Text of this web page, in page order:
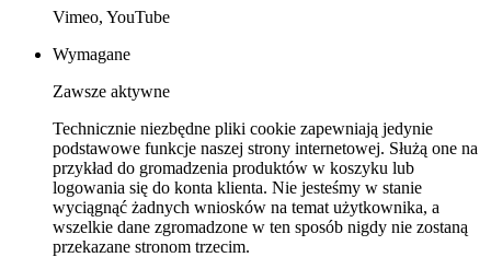
Vimeo, YouTube
Wymagane
Zawsze aktywne
Technicznie niezbędne pliki cookie zapewniają jedynie
podstawowe funkcje naszej strony internetowej. Służą one na
przykład do gromadzenia produktów w koszyku lub
logowania się do konta klienta. Nie jesteśmy w stanie
wyciągnąć żadnych wniosków na temat użytkownika, a
wszelkie dane zgromadzone w ten sposób nigdy nie zostaną
przekazane stronom trzecim.